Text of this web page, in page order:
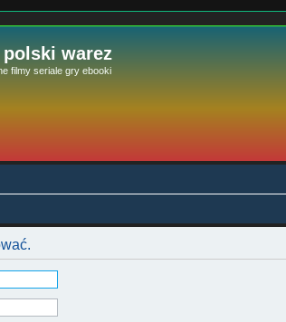
warez
filmy seriale gry ebooki